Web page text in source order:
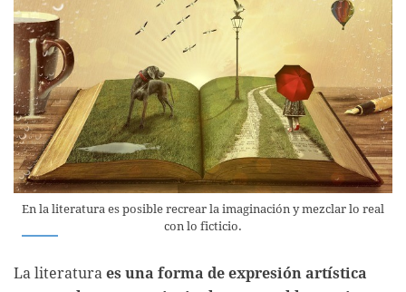
En la literatura es posible recrear la imaginación y mezclar lo real
con lo ficticio.
La literatura es una forma de expresión artística